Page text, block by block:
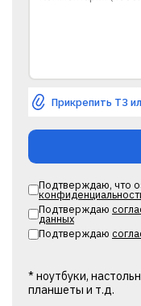
Прикрепить ТЗ
Подтверждаю, что
Подтверждаю
данных
Подтверждаю
* ноутбуки,
планшеты и т.д.